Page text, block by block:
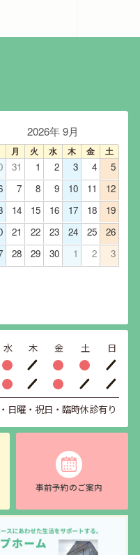
2026年 9月
月 火 水 木 金 土
31 1 2 3 4
5
7 8 9 10 11
12
14 15 16 17 18
19
21 22 23 24 25
26
28 29 30 1 2 3
水 木 金 土
日
日曜・祝日・臨時休診有り
事前予約のご案内